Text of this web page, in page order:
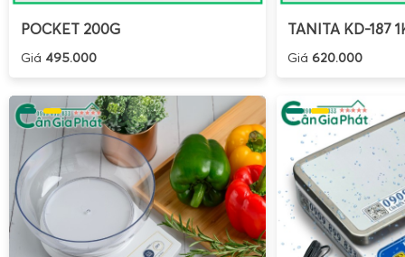
POCKET 200G
Giá 495.000
TANITA KD-187
Giá620.000